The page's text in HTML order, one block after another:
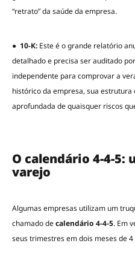
“retrato” da saúde da empresa.
● 10-K: Este é o grande relatório
detalhado e precisa ser auditado
independente para comprovar a
histórico da empresa, sua
aprofundada de quaisquer riscos
O calendário 4-4-5:
varejo
Algumas empresas utilizam um
chamado decalendário 4-4-5. Em
seus trimestres em dois meses de